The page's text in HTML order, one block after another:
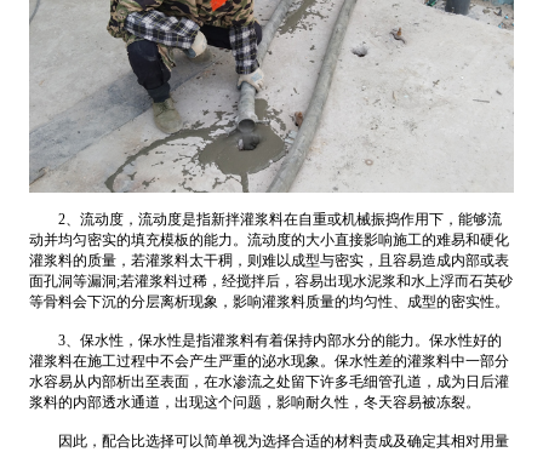
2、流动度，流动度是指新拌灌浆料在自重或机械振捣作用下，能够流
动并均匀密实的填充模板的能力。流动度的大小直接影响施工的难易和硬化
灌浆料的质量，若灌浆料太干稠，则难以成型与密实，且容易造成内部或表
面孔洞等漏洞;若灌浆料过稀，经搅拌后，容易出现水泥浆和水上浮而石英砂
等骨料会下沉的分层离析现象，影响灌浆料质量的均匀性、成型的密实性。
3、保水性，保水性是指灌浆料有着保持内部水分的能力。保水性好的
灌浆料在施工过程中不会产生严重的泌水现象。保水性差的灌浆料中一部分
水容易从内部析出至表面，在水渗流之处留下许多毛细管孔道，成为日后灌
浆料的内部透水通道，出现这个问题，影响耐久性，冬天容易被冻裂。
因此，配合比选择可以简单视为选择合适的材料责成及确定其相对用量